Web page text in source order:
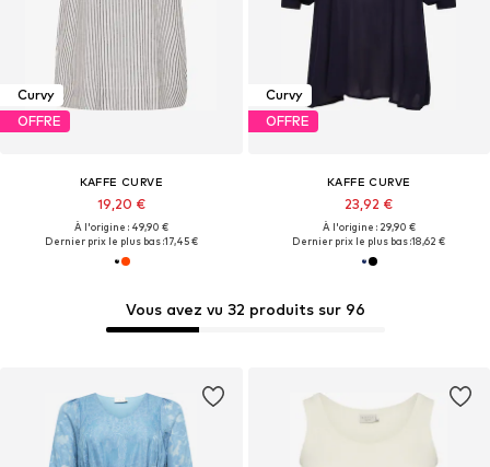
Vous avez vu 32 produits sur 96
Curvy
OFFRE
KAFFE CURVE
19,20 €
À l'origine : 49,90 €
Dernier prix le plus bas :17,45 €
Curvy
OFFRE
KAFFE CURVE
23,92 €
À l'origine : 29,90 €
Dernier prix le plus bas :18,62 €